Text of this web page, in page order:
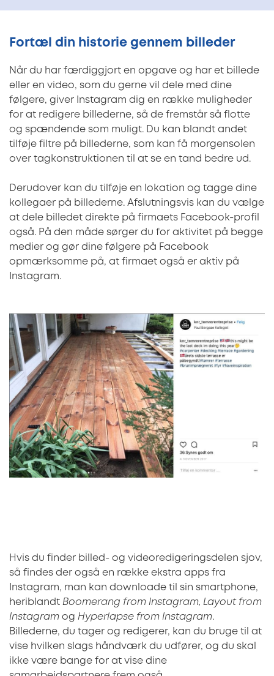
Fortæl din historie gennem billeder
Når du har færdiggjort en opgave og har et billede
eller en video, som du gerne vil dele med dine
følgere, giver Instagram dig en række muligheder
for at redigere billederne, så de fremstår så flotte
og spændende som muligt. Du kan blandt andet
tilføje filtre på billederne, som kan få morgensolen
over tagkonstruktionen til at se en tand bedre ud.
Derudover kan du tilføje en lokation og tagge dine
kollegaer på billederne. Afslutningsvis kan du vælge
at dele billedet direkte på firmaets Facebook-profil
også. På den måde sørger du for aktivitet på begge
medier og gør dine følgere på Facebook
opmærksomme på, at firmaet også er aktiv på
Instagram.
Hvis du finder billed- og videoredigeringsdelen sjov,
så findes der også en række ekstra apps fra
Instagram, man kan downloade til sin smartphone,
heriblandt Boomerang from Instagram, Layout from
Instagram og Hyperlapse from Instagram.
Billederne, du tager og redigerer, kan du bruge til at
vise hvilken slags håndværk du udfører, og du skal
ikke være bange for at vise dine